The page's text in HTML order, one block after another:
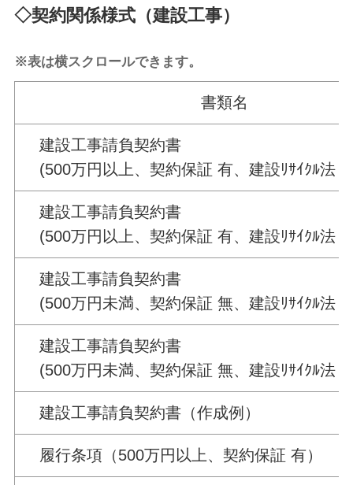
◇契約関係様式（建設工事）
※表は横スクロールできます。
書類名
建設工事請負契約書
(500万円以上、契約保証 有、建設ﾘｻｲｸﾙ法
建設工事請負契約書
(500万円以上、契約保証 有、建設ﾘｻｲｸﾙ法
建設工事請負契約書
(500万円未満、契約保証 無、建設ﾘｻｲｸﾙ法
建設工事請負契約書
(500万円未満、契約保証 無、建設ﾘｻｲｸﾙ法
建設工事請負契約書（作成例）
履行条項（500万円以上、契約保証 有）